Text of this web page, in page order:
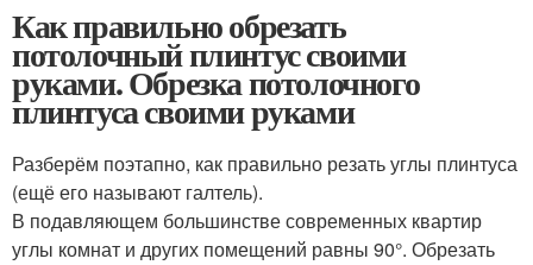
Как правильно обрезать
потолочный плинтус своими
руками. Обрезка потолочного
плинтуса своими руками
Разберём поэтапно, как правильно резать углы плинтуса
(ещё его называют галтель).
В подавляющем большинстве современных квартир
углы комнат и других помещений равны 90°. Обрезать